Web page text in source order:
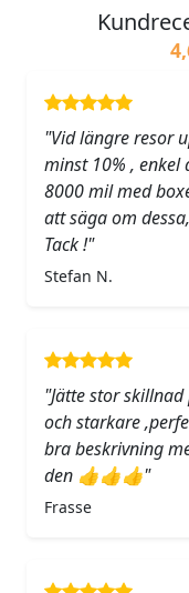
"Vid längre resor
minst 10% ,
8000 mil med
att säga om
Tack !"
Stefan N.
"Jätte stor
och starkare
bra beskrivning
den 👍👍👍"
Frasse